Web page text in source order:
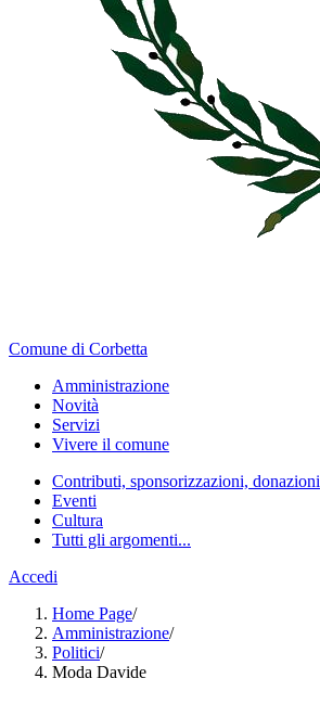
Comune di Corbetta
Amministrazione
Novità
Servizi
Vivere il comune
Contributi, sponsorizzazioni, donazioni
Eventi
Cultura
Tutti gli argomenti...
Accedi
Home Page/
Amministrazione/
Politici/
Moda Davide